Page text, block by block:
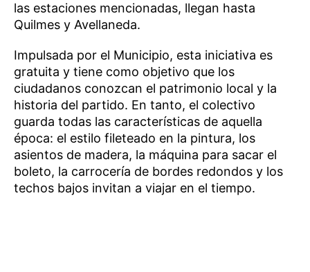
las estaciones mencionadas, llegan hasta
Quilmes y Avellaneda.
Impulsada por el Municipio, esta iniciativa es
gratuita y tiene como objetivo que los
ciudadanos conozcan el patrimonio local y la
historia del partido. En tanto, el colectivo
guarda todas las características de aquella
época: el estilo fileteado en la pintura, los
asientos de madera, la máquina para sacar el
boleto, la carrocería de bordes redondos y los
techos bajos invitan a viajar en el tiempo.